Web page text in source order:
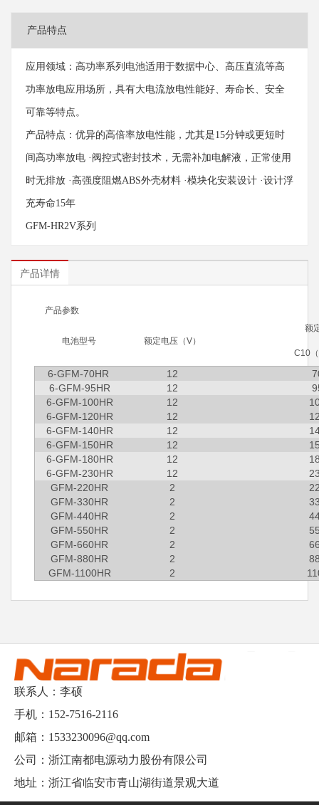
产品特点
应用领域：高功率系列电池适用于数据中心、高压直流等高
功率放电应用场所，具有大电流放电性能好、寿命长、安全
可靠等特点。
产品特点：优异的高倍率放电性能，尤其是15分钟或更短时
间高功率放电 ·阀控式密封技术，无需补加电解液，正常使用
时无排放 ·高强度阻燃ABS外壳材料 ·模块化安装设计 ·设计浮
充寿命15年
GFM-HR2V系列
产品详情
产品参数
电池型号 额定电压（V）
额
C10
6-GFM-70HR 12
6-GFM-95HR
12
6-GFM-100HR
12
6-GFM-120HR
12
6-GFM-140HR
12
6-GFM-150HR
12
6-GFM-180HR
12
6-GFM-230HR
12
GFM-220HR
2
GFM-330HR
2
GFM-440HR
2
GFM-550HR
2
GFM-660HR
2
GFM-880HR
2
GFM-1100HR
2
联系人：李硕
手机：152-7516-2116
邮箱：1533230096@qq.com
公司：浙江南都电源动力股份有限公司
地址：浙江省临安市青山湖街道景观大道